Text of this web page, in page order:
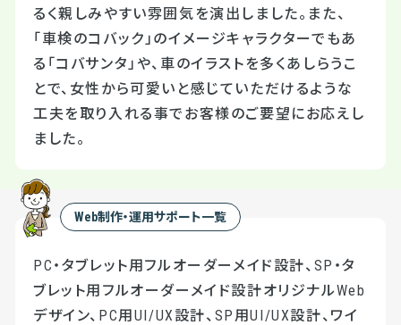
るく親しみやすい雰囲気を演出しました。また、
「車検のコバック」のイメージキャラクターでもあ
る「コバサンタ」や、車のイラストを多くあしらうこ
とで、女性から可愛いと感じていただけるような
工夫を取り入れる事でお客様のご要望にお応えし
ました。
Web制作・運用サポート一覧
PC・タブレット用フルオーダーメイド設計、SP・タ
ブレット用フルオーダーメイド設計オリジナルWeb
デザイン、PC用UI/UX設計、SP用UI/UX設計、ワイ